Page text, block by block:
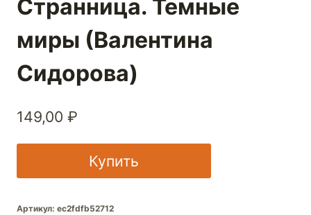
Странница. Темные
миры (Валентина
Сидорова)
149,00 ₽
Купить
Артикул: ec2fdfb52712